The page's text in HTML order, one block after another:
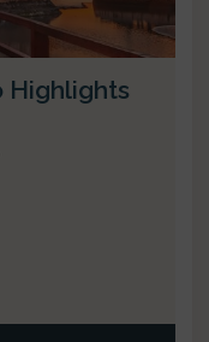
Highlights